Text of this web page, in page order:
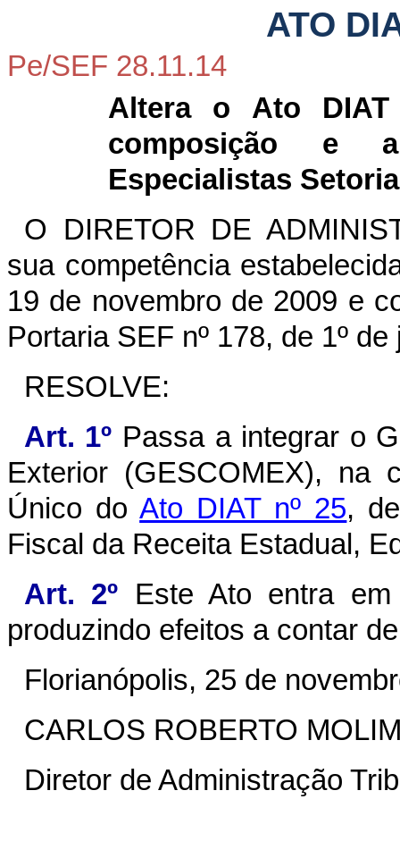
ATO
Pe/SEF 28.11.14
Altera o Ato
composição e
Especialistas
O DIRETOR DE
sua competência
19 de novembro de 2009 e
Portaria SEF nº 178, de 1º
RESOLVE:
Art. 1º Passa a integrar o
Exterior (GESCOMEX), na
Único doAto DIAT nº 25,
Fiscal da Receita Estadual,
Art. 2º Este Ato entra
produzindo efeitos a contar
Florianópolis, 25 de
CARLOS ROBERTO
Diretor de Administração